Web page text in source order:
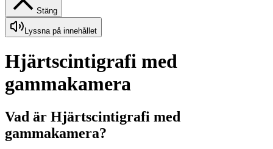
Stäng
Lyssna på innehållet
Hjärtscintigrafi med
gammakamera
Vad är Hjärtscintigrafi med
gammakamera?